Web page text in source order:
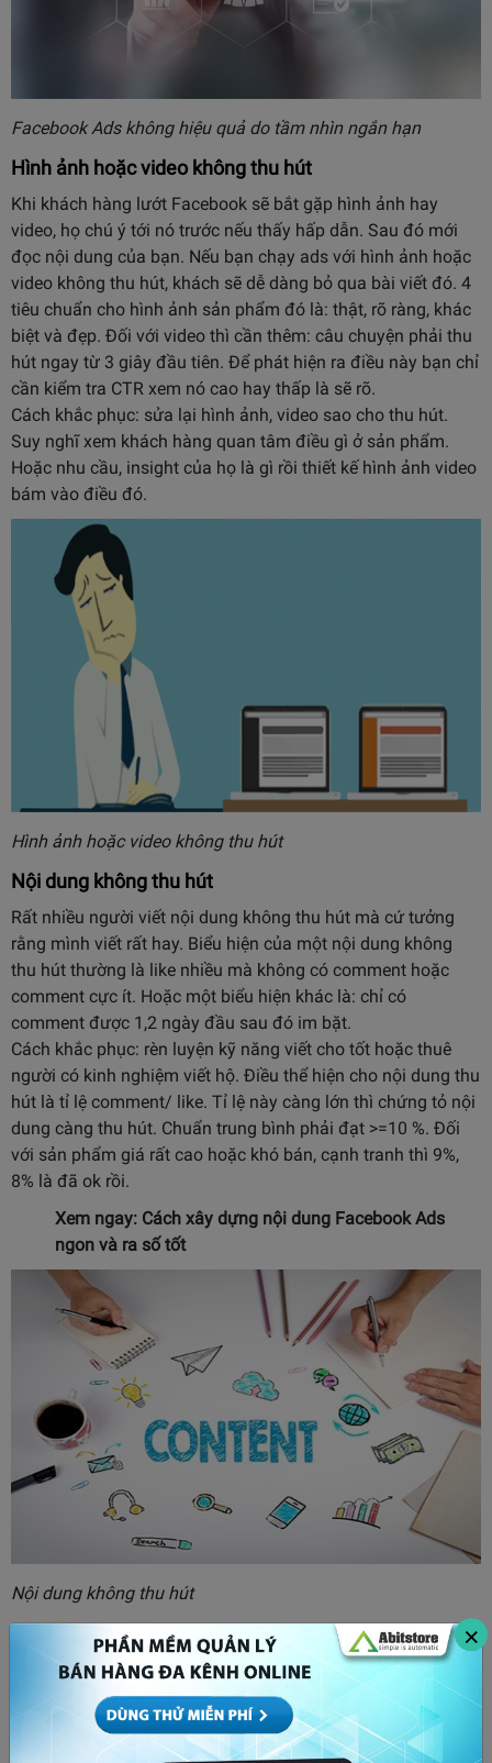
Facebook Ads không hiệu quả do tầm nhìn ngắn hạn
Hình ảnh hoặc video không thu hút
Khi khách hàng lướt Facebook sẽ bắt gặp hình ảnh hay
video, họ chú ý tới nó trước nếu thấy hấp dẫn. Sau đó mới
đọc nội dung của bạn. Nếu bạn chạy ads với hình ảnh hoặc
video không thu hút, khách sẽ dễ dàng bỏ qua bài viết đó. 4
tiêu chuẩn cho hình ảnh sản phẩm đó là: thật, rõ ràng, khác
biệt và đẹp. Đối với video thì cần thêm: câu chuyện phải thu
hút ngay từ 3 giây đầu tiên. Để phát hiện ra điều này bạn chỉ
cần kiểm tra CTR xem nó cao hay thấp là sẽ rõ.
Cách khắc phục: sửa lại hình ảnh, video sao cho thu hút.
Suy nghĩ xem khách hàng quan tâm điều gì ở sản phẩm.
Hoặc nhu cầu, insight của họ là gì rồi thiết kế hình ảnh video
bám vào điều đó.
Hình ảnh hoặc video không thu hút
Nội dung không thu hút
Rất nhiều người viết nội dung không thu hút mà cứ tưởng
rằng mình viết rất hay. Biểu hiện của một nội dung không
thu hút thường là like nhiều mà không có comment hoặc
comment cực ít. Hoặc một biểu hiện khác là: chỉ có
comment được 1,2 ngày đầu sau đó im bặt.
Cách khắc phục: rèn luyện kỹ năng viết cho tốt hoặc thuê
người có kinh nghiệm viết hộ. Điều thể hiện cho nội dung thu
hút là tỉ lệ comment/ like. Tỉ lệ này càng lớn thì chứng tỏ nội
dung càng thu hút. Chuẩn trung bình phải đạt >=10 %. Đối
với sản phẩm giá rất cao hoặc khó bán, cạnh tranh thì 9%,
8% là đã ok rồi.
Xem ngay: Cách xây dựng nội dung Facebook Ads
ngon và ra số tốt
Nội dung không thu hút
Nội dung nhàm chán
Bạn có nội dung thu hút nhưng đã sử dụng để chạy quảng
cáo tới lui nhiều lần rồi. Tần suất trên 2 lần.
Cách khắc phục: bạn cần phải thay đổi nội dung mới. Hoặc
sử dụng nội dung đó nhưng target đến đối tượng khác.
×